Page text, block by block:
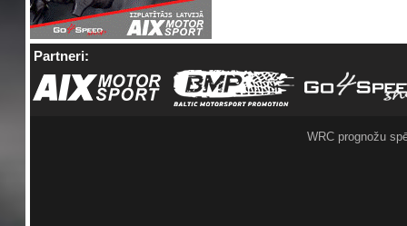
Partneri:
WRC prognožu